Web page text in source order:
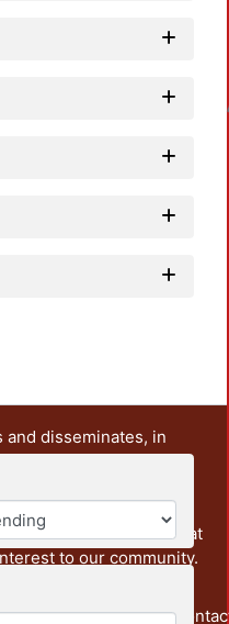
disseminates, in
teaching and research
It also includes some
documents from the
other institutions that
to our community.
Send